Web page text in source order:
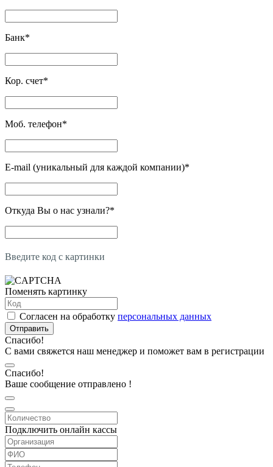
Банк*
Кор. счет*
Моб. телефон*
E-mail (уникальный для каждой компании)*
Откуда Вы о нас узнали?*
Введите код с картинки
Поменять картинку
Согласен на обработку персональных данных
Отправить
Спасибо!
С вами свяжется наш менеджер и поможет вам в регистрации
Спасибо!
Ваше сообщение отправлено !
Подключить онлайн кассы